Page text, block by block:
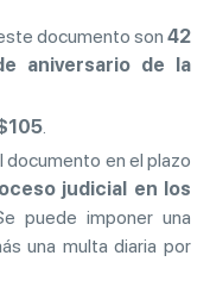
documento son 42
aniversario de la
.
documento en el plazo
judicial en los
puede imponer una
una multa diaria por